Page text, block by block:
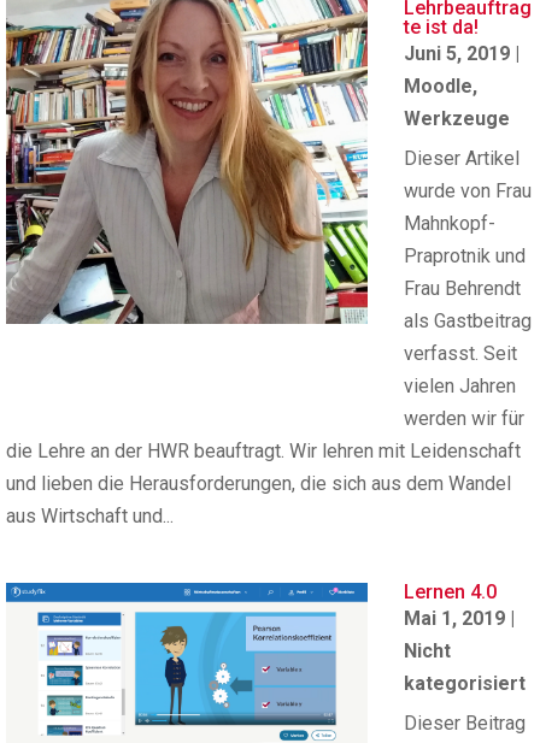
Lehrbeauftrag
te ist da!
Juni 5, 2019 |
Moodle,
Werkzeuge
Dieser Artikel
wurde von Frau
Mahnkopf-
Praprotnik und
Frau Behrendt
als Gastbeitrag
verfasst. Seit
vielen Jahren
werden wir für
die Lehre an der HWR beauftragt. Wir lehren mit Leidenschaft
und lieben die Herausforderungen, die sich aus dem Wandel
aus Wirtschaft und...
Lernen 4.0
Mai 1, 2019 |
Nicht
kategorisiert
Dieser Beitrag